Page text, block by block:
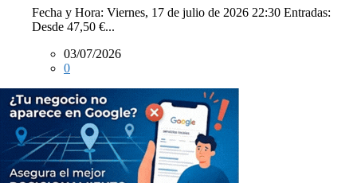
Fecha y Hora: Viernes, 17 de julio de 2026 22:30 Entradas:
Desde 47,50 €...
03/07/2026
0